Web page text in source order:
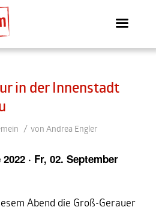
in der Innenstadt
/ von Andrea Engler
· Fr, 02. September
Abend die Groß-Gerauer